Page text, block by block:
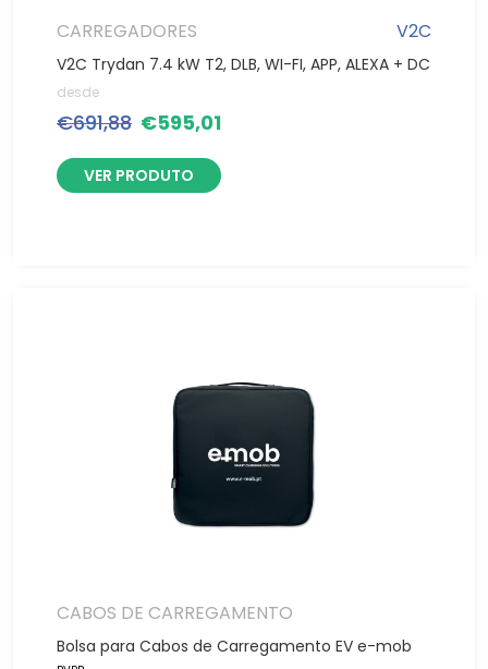
CARREGADORES V2C
V2C Trydan 7.4 kW T2, DLB, WI-FI, APP, ALEXA + DC
desde
€691,88 €595,01
VER PRODUTO
CABOS DE CARREGAMENTO
Bolsa para Cabos de Carregamento EV e-mob